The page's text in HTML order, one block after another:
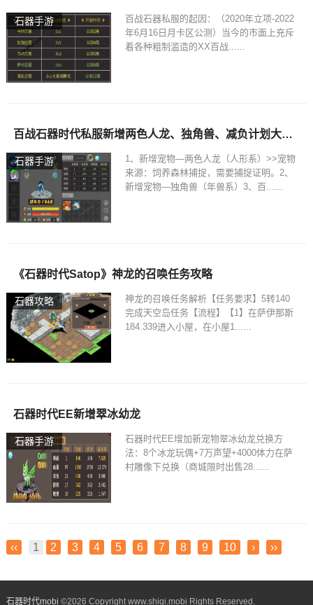
石器手游
百战石器私服的起因：（2020年立项-2022
年6月16日月卡区公测）当今的市面上充斥
着各种粗制滥造的XX百战......
石器手游
百战石器时代私服新增两色人龙、独角兽、减负计划大幅更新
1、新增宠物—两色人龙（人形系）>>宠物
来源：饲养森林捕捉，需要捕捉证明。2、
新增宠物—独角兽（年兽系）3、百......
石器攻略
《石器时代Satop》神龙的召唤任务攻略
神龙的召唤任务解析【任务要求】5转140
完成天空岛任务【流程】【1】在萨伊那斯
184.339进入小屋，在小屋1......
石器手游
石器时代EE新增翠冰幼龙
石器时代EE增加新宠物翠冰幼龙兑换方
法：8个冰龙玩偶+7万声望+4000体力在萨
村雕像下兑换（商城限时出售28......
‹‹ 1 2 3 4 5 6 7 8 9 10 › ››
石器时代mobi ©2026 Copyright www.shiqi.mobi Rights Reserved.